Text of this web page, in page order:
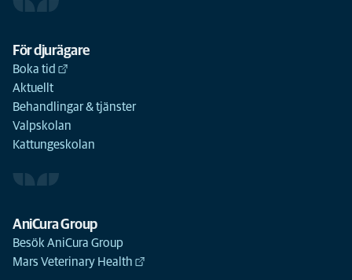
För djurägare
Boka tid
Aktuellt
Behandlingar & tjänster
Valpskolan
Kattungeskolan
AniCura Group
Besök AniCura Group
Mars Veterinary Health